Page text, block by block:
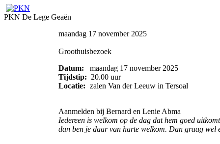
PKN De Lege Geaën
maandag 17 november 2025
Groothuisbezoek
Datum:
maandag 17 november 2025
Tijdstip: 20.00 uur
Locatie: zalen Van der Leeuw in Tersoal
Aanmelden bij Bernard en Lenie Abma
Iedereen is welkom op de dag dat hem goed
dan ben je daar van harte welkom. Dan graag wel